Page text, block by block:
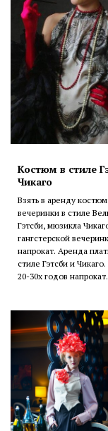
Костюм в стиле
Чикаго
Взять в аренду
вечеринки в стиле
Гэтсби, мюзикла
гангстерской
напрокат. Аренда
стиле Гэтсби и
20-30х годов напрокат.